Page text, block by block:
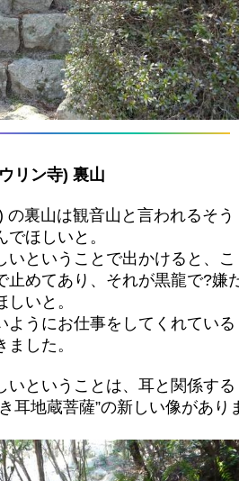
リン寺) 裏山
裏山は観音山と言われるそう
ほしいと。
いということで出かけると、こ
止めてあり、それが黒龍で?嫌
いと。
ようにお仕事をしてくれている
した。
いということは、耳と関係する
耳地蔵菩薩”の新しい像があり